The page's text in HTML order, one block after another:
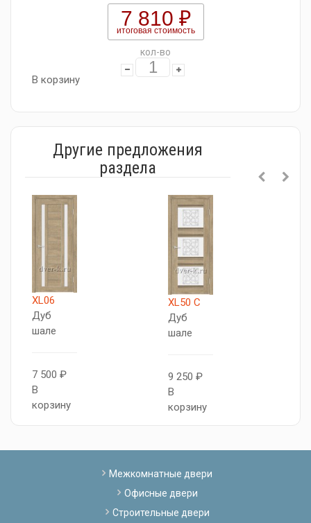
7 810 ₽
итоговая стоимость
кол-во
В корзину
Другие предложения
раздела
XL06
Дуб
шале
7 500 ₽
В
корзину
XL50 C
Дуб
шале
9 250 ₽
В
корзину
Межкомнатные двери
Офисные двери
Строительные двери